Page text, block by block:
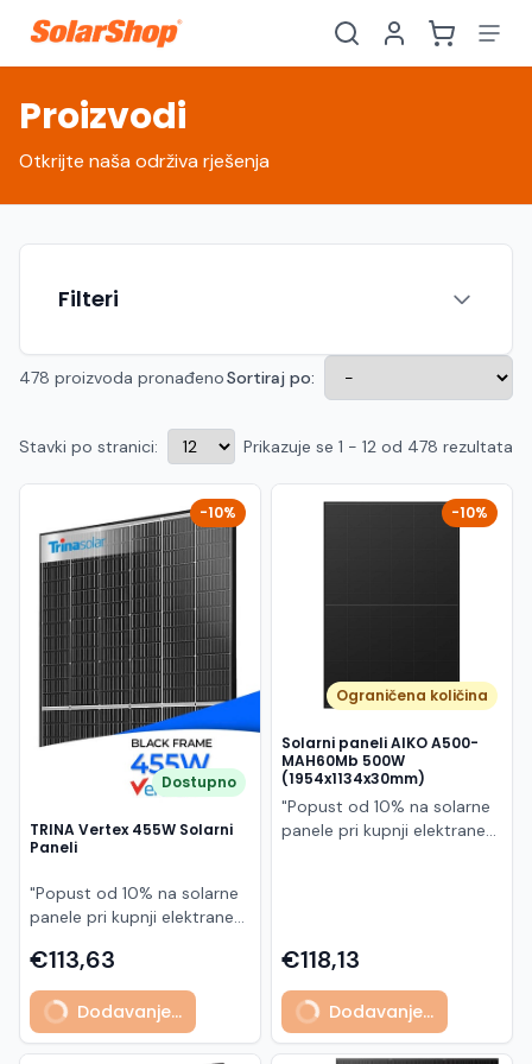
Hrvatski EN
Crnogorski
MK Македонски
Proizvodi
Otkrijte naša održiva rješenja
Filteri
478 proizvoda pronađenoSortiraj po:
Stavki po stranici: Prikazuje se 1 - 12 od 478 rezultata
-10%
Dostupno
TRINA Vertex 455W Solarni
Paneli
"Popust od 10% na solarne
panele pri kupnji elektrane
Model TSM-455NEG9R.28
predstavlja napredni
glass/glass N-type solarni
modul s visokom
učinkovitošću, dugim
€113,63
Dodavanje...
-10%
Ograničena količina
Solarni paneli AIKO A500-
MAH60Mb 500W
(1954x1134x30mm)
"Popust od 10% na solarne
panele pri kupnji elektrane
500 W iz Neostar 2S serije,
baziran na naprednoj N-
type ABC (All Back Contact)
tehnologiji. Ovaj panel je
namijenjen za moderne
€118,13
Dodavanje...